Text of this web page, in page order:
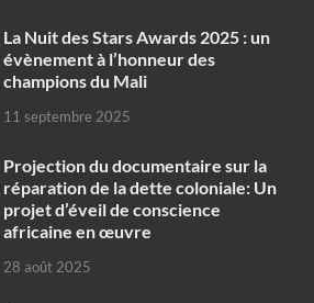
‎La Nuit des Stars Awards 2025 : un
évènement à l’honneur des
champions du Mali
11 septembre 2025
Projection du documentaire sur la
réparation de la dette coloniale: Un
projet d’éveil de conscience
africaine en œuvre‎
28 août 2025